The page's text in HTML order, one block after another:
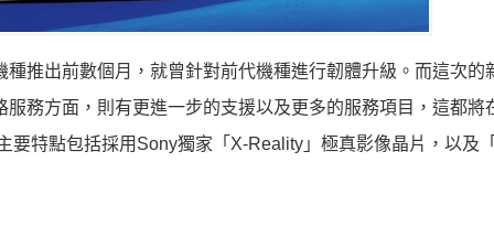
推出前數個月，就曾針對前代機種進行韌體升級。而這次的
務方面，則有更進一步的支援以及更多的服務項目，這都將
特點包括採用Sony獨家「X-Reality」極真影像晶片，以及